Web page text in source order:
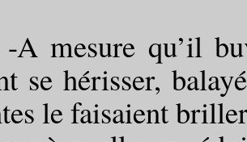
qu’il
se hérisser,
le faisaient